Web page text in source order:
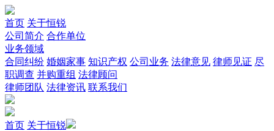
首页 关于恒锐
公司简介 合作单位
业务领域
合同纠纷 婚姻家事 知识产权 公司业务 法律意见 律师见证 尽
职调查 并购重组 法律顾问
律师团队 法律资讯 联系我们
首页 关于恒锐